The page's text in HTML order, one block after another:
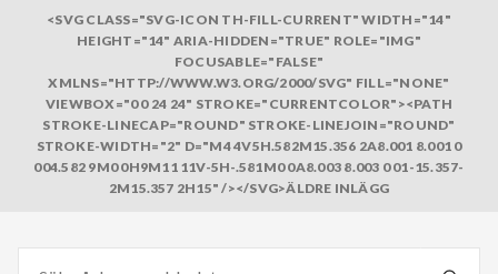
<SVG CLASS="SVG-ICON TH-FILL-CURRENT" WIDTH="14"
HEIGHT="14" ARIA-HIDDEN="TRUE" ROLE="IMG"
FOCUSABLE="FALSE"
XMLNS="HTTP://WWW.W3.ORG/2000/SVG" FILL="NONE"
VIEWBOX="0 0 24 24" STROKE="CURRENTCOLOR"><PATH
STROKE-LINECAP="ROUND" STROKE-LINEJOIN="ROUND"
STROKE-WIDTH="2" D="M4 4V5H.582M15.356 2A8.001 8.001 0
004.582 9M0 0H9M11 11V-5H-.581M0 0A8.003 8.003 0 01-15.357-
2M15.357 2H15" /></SVG>ÄLDRE INLÄGG